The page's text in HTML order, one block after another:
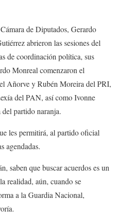
de Diputados, Gerardo
abrieron las sesiones del
de coordinación política, sus
Monreal comenzaron el
Añorve y Rubén Moreira del PRI,
del PAN, así como Ivonne
partido naranja.
les permitirá, al partido oficial
agendadas.
saben que buscar acuerdos es un
realidad, aún, cuando se
a la Guardia Nacional,